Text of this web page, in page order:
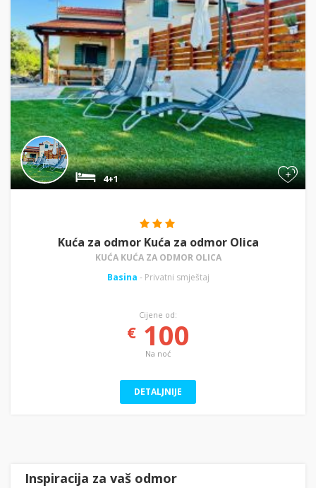
+
4+1
Kuća za odmor Kuća za odmor Olica
KUĆA KUĆA ZA ODMOR OLICA
Basina - Privatni smještaj
Cijene od:
€100
Na noć
DETALJNIJE
Inspiracija za vaš odmor